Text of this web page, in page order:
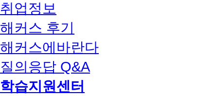
취업정보
해커스 후기
해커스에바란다
질의응답 Q&A
학습지원센터